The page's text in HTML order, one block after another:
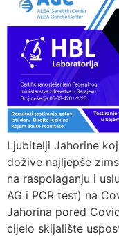
Ljubitelji Jahorine
dožive najljepše
na raspolaganju i
AG i PCR test) na
Jahorina pored
cijelo skijalište